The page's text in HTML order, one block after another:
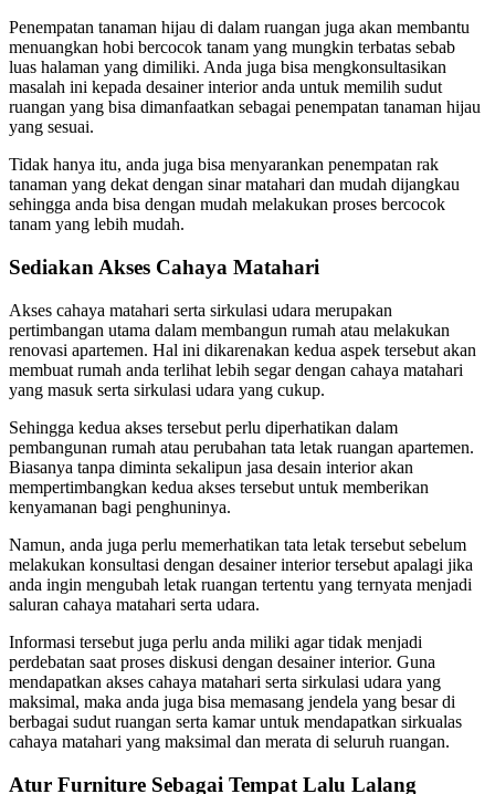
Penempatan tanaman hijau di dalam ruangan juga akan membantu
menuangkan hobi bercocok tanam yang mungkin terbatas sebab
luas halaman yang dimiliki. Anda juga bisa mengkonsultasikan
masalah ini kepada desainer interior anda untuk memilih sudut
ruangan yang bisa dimanfaatkan sebagai penempatan tanaman hijau
yang sesuai.
Tidak hanya itu, anda juga bisa menyarankan penempatan rak
tanaman yang dekat dengan sinar matahari dan mudah dijangkau
sehingga anda bisa dengan mudah melakukan proses bercocok
tanam yang lebih mudah.
Sediakan Akses Cahaya Matahari
Akses cahaya matahari serta sirkulasi udara merupakan
pertimbangan utama dalam membangun rumah atau melakukan
renovasi apartemen. Hal ini dikarenakan kedua aspek tersebut akan
membuat rumah anda terlihat lebih segar dengan cahaya matahari
yang masuk serta sirkulasi udara yang cukup.
Sehingga kedua akses tersebut perlu diperhatikan dalam
pembangunan rumah atau perubahan tata letak ruangan apartemen.
Biasanya tanpa diminta sekalipun jasa desain interior akan
mempertimbangkan kedua akses tersebut untuk memberikan
kenyamanan bagi penghuninya.
Namun, anda juga perlu memerhatikan tata letak tersebut sebelum
melakukan konsultasi dengan desainer interior tersebut apalagi jika
anda ingin mengubah letak ruangan tertentu yang ternyata menjadi
saluran cahaya matahari serta udara.
Informasi tersebut juga perlu anda miliki agar tidak menjadi
perdebatan saat proses diskusi dengan desainer interior. Guna
mendapatkan akses cahaya matahari serta sirkulasi udara yang
maksimal, maka anda juga bisa memasang jendela yang besar di
berbagai sudut ruangan serta kamar untuk mendapatkan sirkualas
cahaya matahari yang maksimal dan merata di seluruh ruangan.
Atur Furniture Sebagai Tempat Lalu Lalang